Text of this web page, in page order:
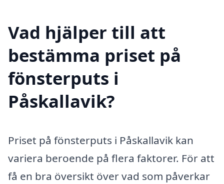
Vad hjälper till att
bestämma priset på
fönsterputs i
Påskallavik?
Priset på fönsterputs i Påskallavik kan
variera beroende på flera faktorer. För att
få en bra översikt över vad som påverkar